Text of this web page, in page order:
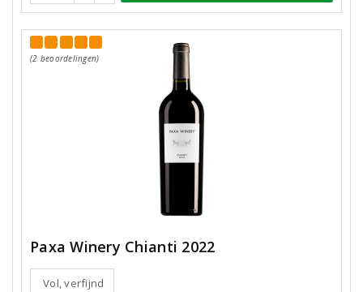
(2 beoordelingen)
Paxa Winery Chianti 2022
Vol, verfijnd